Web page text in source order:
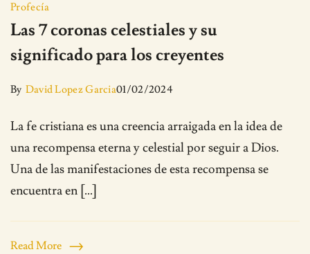
Profecía
Las 7 coronas celestiales y su
significado para los creyentes
By David Lopez Garcia01/02/2024
La fe cristiana es una creencia arraigada en la idea de
una recompensa eterna y celestial por seguir a Dios.
Una de las manifestaciones de esta recompensa se
encuentra en […]
Read More